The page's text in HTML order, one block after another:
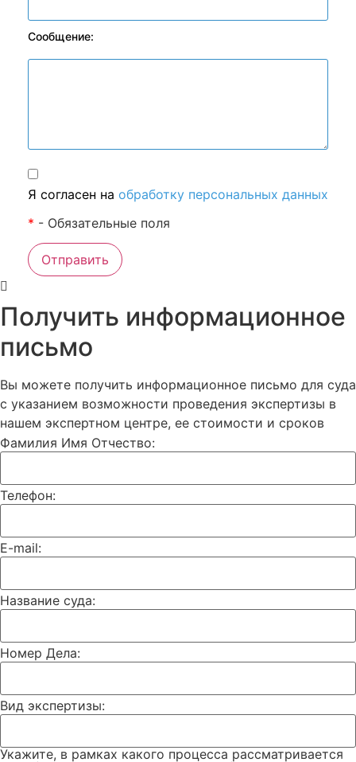
Сообщение:
Я согласен на обработку персональных данных
* - Обязательные поля
Отправить
Получить информационное
письмо
Вы можете получить информационное письмо для суда
с указанием возможности проведения экспертизы в
нашем экспертном центре, ее стоимости и сроков
Фамилия Имя Отчество:
Телефон:
E-mail:
Название суда:
Номер Дела:
Вид экспертизы:
Укажите, в рамках какого процесса рассматривается